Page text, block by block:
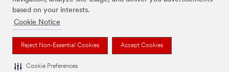
based on your interests.
Cookie Notice
Reject Non-Essential Cookies Accept Cookies
Cookie Preferences
FUTURO is een handelsmerk van 3M.